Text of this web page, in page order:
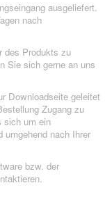
ausgeliefert.
nach
des Produkts zu
Sie sich gerne an uns
Downloadseite geleitet
Zugang zu
sich um ein
umgehend nach Ihrer
bzw. der